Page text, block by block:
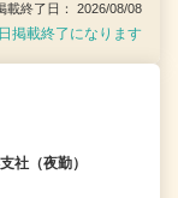
終了日： 2026/08/08
掲載終了になります
社（夜勤）